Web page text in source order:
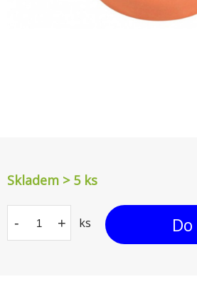
Skladem > 5 ks
- + ks